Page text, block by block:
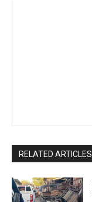
RELATED ARTICLES